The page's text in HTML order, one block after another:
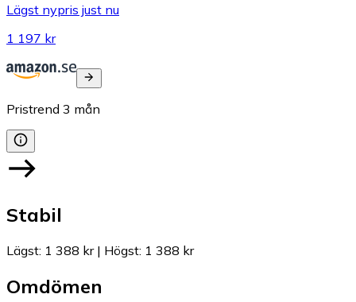
Lägst nypris just nu
1 197 kr
Pristrend 3 mån
Stabil
Lägst: 1 388 kr| Högst: 1 388 kr
Omdömen